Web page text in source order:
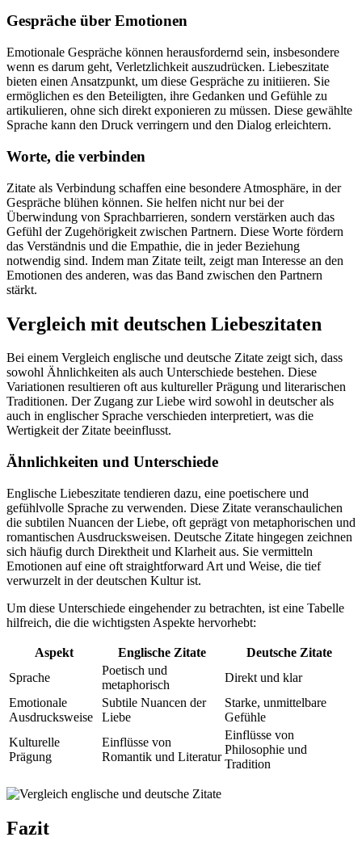
Gespräche über Emotionen
Emotionale Gespräche können herausfordernd sein, insbesondere
wenn es darum geht, Verletzlichkeit auszudrücken. Liebeszitate
bieten einen Ansatzpunkt, um diese Gespräche zu initiieren. Sie
ermöglichen es den Beteiligten, ihre Gedanken und Gefühle zu
artikulieren, ohne sich direkt exponieren zu müssen. Diese gewählte
Sprache kann den Druck verringern und den Dialog erleichtern.
Worte, die verbinden
Zitate als Verbindung schaffen eine besondere Atmosphäre, in der
Gespräche blühen können. Sie helfen nicht nur bei der
Überwindung von Sprachbarrieren, sondern verstärken auch das
Gefühl der Zugehörigkeit zwischen Partnern. Diese Worte fördern
das Verständnis und die Empathie, die in jeder Beziehung
notwendig sind. Indem man Zitate teilt, zeigt man Interesse an den
Emotionen des anderen, was das Band zwischen den Partnern
stärkt.
Vergleich mit deutschen Liebeszitaten
Bei einem Vergleich englische und deutsche Zitate zeigt sich, dass
sowohl Ähnlichkeiten als auch Unterschiede bestehen. Diese
Variationen resultieren oft aus kultureller Prägung und literarischen
Traditionen. Der Zugang zur Liebe wird sowohl in deutscher als
auch in englischer Sprache verschieden interpretiert, was die
Wertigkeit der Zitate beeinflusst.
Ähnlichkeiten und Unterschiede
Englische Liebeszitate tendieren dazu, eine poetischere und
gefühlvolle Sprache zu verwenden. Diese Zitate veranschaulichen
die subtilen Nuancen der Liebe, oft geprägt von metaphorischen und
romantischen Ausdrucksweisen. Deutsche Zitate hingegen zeichnen
sich häufig durch Direktheit und Klarheit aus. Sie vermitteln
Emotionen auf eine oft straightforward Art und Weise, die tief
verwurzelt in der deutschen Kultur ist.
Um diese Unterschiede eingehender zu betrachten, ist eine Tabelle
hilfreich, die die wichtigsten Aspekte hervorhebt:
Aspekt Englische Zitate
Deutsche Zitate
Sprache
Poetisch und
metaphorisch
Direkt und klar
Emotionale
Ausdrucksweise
Subtile Nuancen der
Liebe
Starke, unmittelbare
Gefühle
Kulturelle
Prägung
Einflüsse von
Romantik und Literatur
Einflüsse von
Philosophie und
Tradition
Fazit